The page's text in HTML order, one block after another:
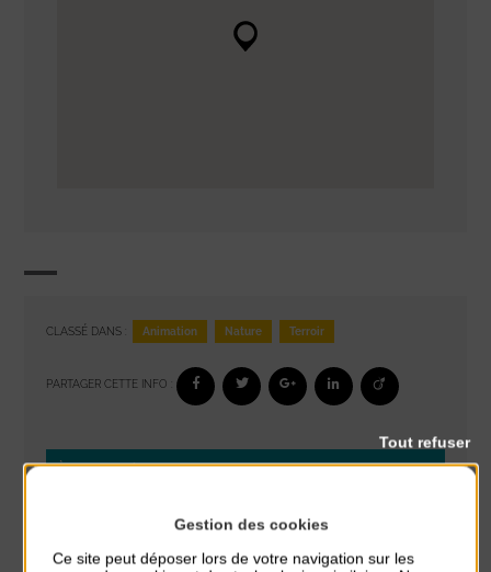
CLASSÉ DANS : Animation Nature Terroir
PARTAGER CETTE INFO :
À noter aussi
Glisse & Environnement
Place du Général de Gaulle
Gestion des cookies
Ce site peut déposer lors de votre navigation sur les
Tout refuser